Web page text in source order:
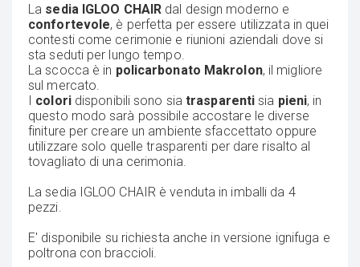
La sedia IGLOO CHAIR dal design moderno e
confortevole, è perfetta per essere utilizzata in quei
contesti come cerimonie e riunioni aziendali dove si
sta seduti per lungo tempo.
La scocca è in policarbonato Makrolon, il migliore
sul mercato.
I colori disponibili sono siatrasparentisia pieni, in
questo modo sarà possibile accostare le diverse
finiture per creare un ambiente sfaccettato oppure
utilizzare solo quelle trasparenti per dare risalto al
tovagliato di una cerimonia.
La sedia IGLOO CHAIR è venduta in imballi da 4
pezzi.
E' disponibile su richiesta anche in versione ignifuga e
poltrona con braccioli.